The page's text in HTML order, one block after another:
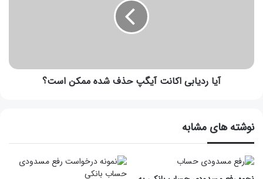
آیا ردیابی اکانت آیگپ حذف شده ممکن است؟
نوشته های مشابه